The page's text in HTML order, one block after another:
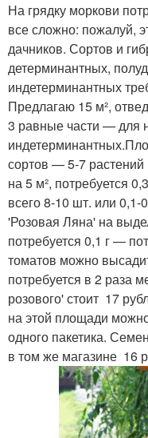
На грядку моркови
все сложно: пожалуй,
дачников. Сортов и
детерминантных,
индетерминантных
Предлагаю 15 м²,
3 равные части — для
сортов — 5-7
на 5 м², потребуется
всего 8-10 шт. или
'Розовая Ляна' на
потребуется 0,1 г —
томатов можно
потребуется в 2 раза
розового' стоит 17
на этой площади
одного пакетика.
в том же магазине 16